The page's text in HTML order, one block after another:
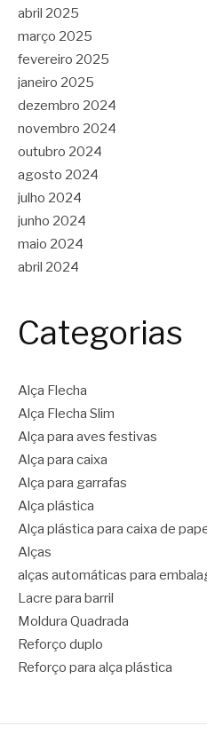
abril 2025
março 2025
fevereiro 2025
janeiro 2025
dezembro 2024
novembro 2024
outubro 2024
agosto 2024
julho 2024
junho 2024
maio 2024
abril 2024
Categorias
Alça Flecha
Alça Flecha Slim
Alça para aves festivas
Alça para caixa
Alça para garrafas
Alça plástica
Alça plástica para caixa de
Alças
alças automáticas para
Lacre para barril
Moldura Quadrada
Reforço duplo
Reforço para alça plástica